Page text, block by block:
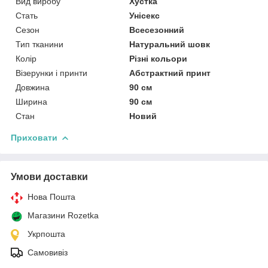
Стать
Унісекс
Сезон
Всесезонний
Тип тканини
Натуральний шовк
Колір
Різні кольори
Візерунки і принти
Абстрактний принт
Довжина
90 см
Ширина
90 см
Стан
Новий
Приховати
Умови доставки
Нова Пошта
Магазини Rozetka
Укрпошта
Самовивіз